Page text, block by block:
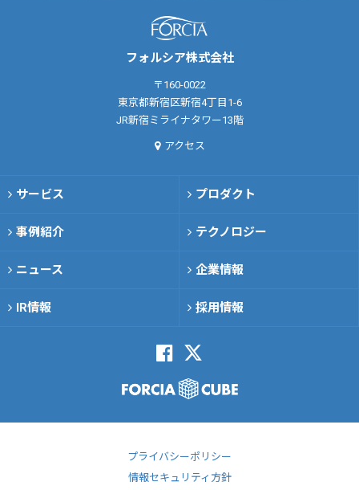
フォルシア株式会社
〒160-0022
東京都新宿区新宿4丁目1-6
JR新宿ミライナタワー13階
アクセス
サービス プロダクト
事例紹介 テクノロジー
ニュース 企業情報
IR情報 採用情報
プライバシーポリシー
情報セキュリティ方針